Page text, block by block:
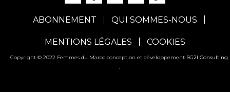
ABONNEMENT QUI SOMMES-NOUS
MENTIONS LÉGALES COOKIES
Copyright © 2022 Femmes du Maroc conception et développement SG2I Consulting